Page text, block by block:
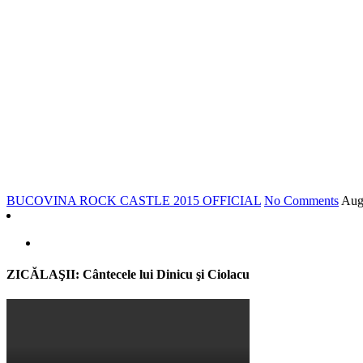
BUCOVINA ROCK CASTLE 2015 OFFICIAL No Comments Aug
ZICĂLAŞII: Cântecele lui Dinicu şi Ciolacu